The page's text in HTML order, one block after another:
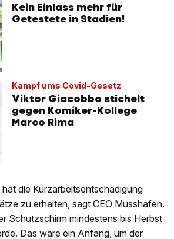
Kein Einlass mehr für
Getestete in Stadien!
Kampf ums Covid-Gesetz
Viktor Giacobbo stichelt
gegen Komiker-Kollege
Marco Rima
die Kurzarbeitsentschädigung
zu erhalten, sagt CEO Musshafen.
Schutzschirm mindestens bis Herbst
Das wäre ein Anfang, um der